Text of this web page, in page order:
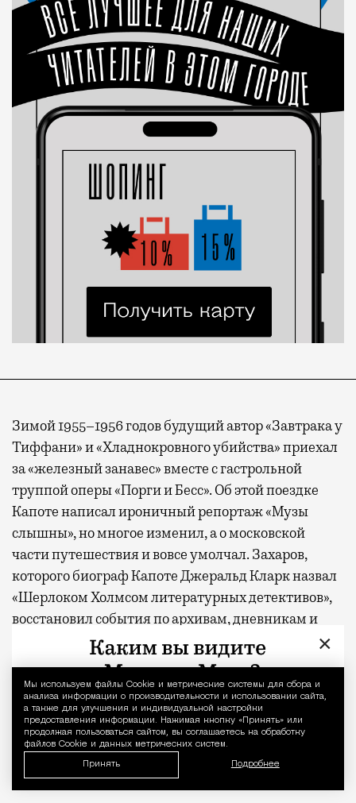
Уведомление
Мы используем файлы Сookie и метрические системы для сбора и
анализа информации о производительности и использовании сайта,
а также для улучшения и индивидуальной настройки
предоставления информации. Нажимая кнопку «Принять» или
продолжая пользоваться сайтом, вы соглашаетесь на обработку
файлов Cookie и данных метрических систем.
Принять Подробнее
Зимой 1955–1956 годов будущий автор «Завтрака у
Тиффани» и «Хладнокровного убийства» приехал
за «железный занавес» вместе с гастрольной
труппой оперы «Порги и Бесс». Об этой поездке
Капоте написал ироничный репортаж «Музы
слышны», но многое изменил, а о московской
части путешествия и вовсе умолчал. Захаров,
которого биограф Капоте Джеральд Кларк назвал
«Шерлоком Холмсом литературных детективов»,
восстановил события по архивам, дневникам и
свидетельствам потомков участников гастролей
— включая тех, кто, как выяснилось, сопровождал
американцев по линии спецслужб. Публикуем
фрагмент московской главы: Майя Плисецкая в
«Лебедином озере», Галина Уланова в «Ромео и
Джульетте» и поездка в образцовый колхоз имени
×